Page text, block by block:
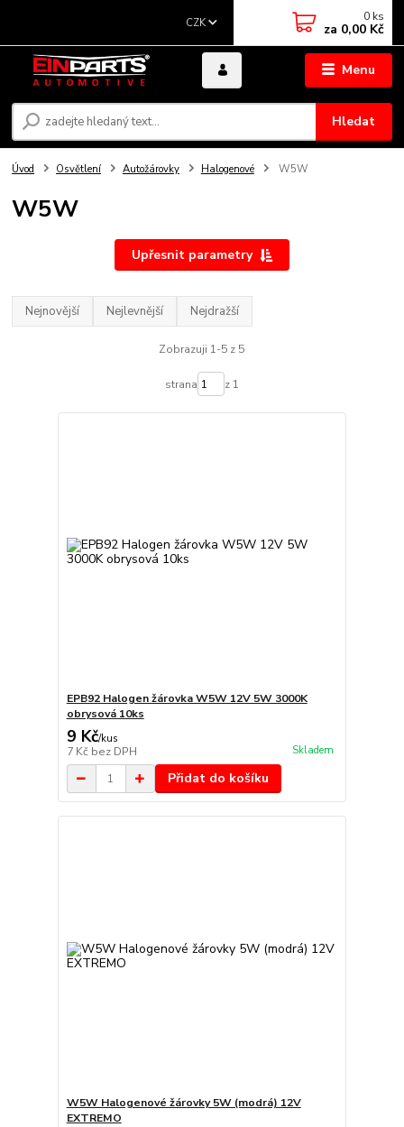
Menu
CZK
Hledat
0 ks
za 0,00 Kč
Úvod Osvětlení Autožárovky Halogenové W5W
W5W
Upřesnit parametry
Nejnovější Nejlevnější Nejdražší
Zobrazuji 1-5 z 5
strana z 1
EPB92 Halogen žárovka W5W 12V 5W 3000K
obrysová 10ks
9 Kč/kus
7 Kč bez DPH Skladem
Přidat do košíku
W5W Halogenové žárovky 5W (modrá) 12V
EXTREMO